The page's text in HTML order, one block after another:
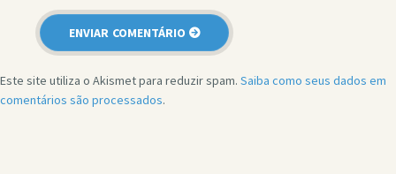
Este site utiliza o Akismet para reduzir spam. Saiba como seus dados em
comentários são processados.